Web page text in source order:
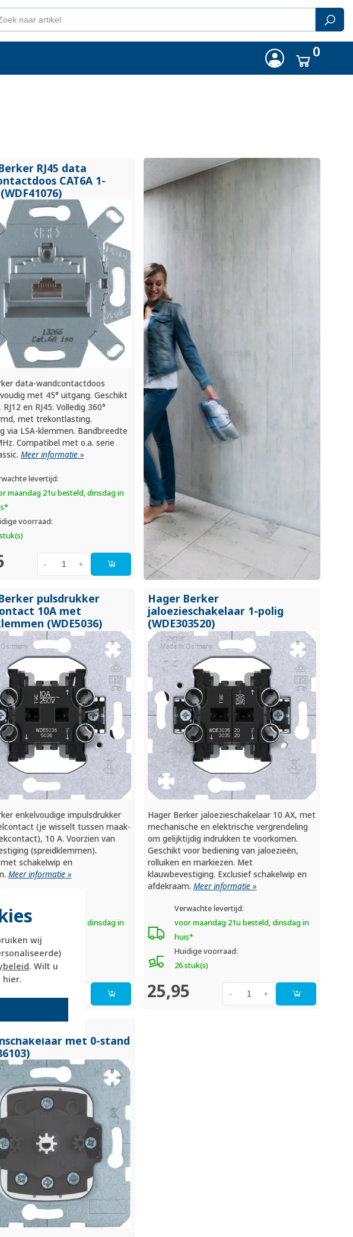
wij
. Wilt u
hier.
0
RJ45 data
CAT6A 1-
data-wandcontactdoos
met 45° uitgang. Geschikt
RJ12 en RJ45. Volledig 360°
met trekontlasting.
via LSA-klemmen. Bandbreedte
Compatibel met o.a. serie
Meer informatie »
levertijd:
maandag 21u besteld, dinsdag in
voorraad:
+
-
pulsdrukker
10A met
(WDE5036)
enkelvoudige impulsdrukker
(je wisselt tussen maak-
10 A. Voorzien van
(spreidklemmen).
schakelwip en
Meer informatie »
levertijd:
maandag 21u besteld, dinsdag in
voorraad:
Hager Berker
jaloezieschakelaar 1-polig
(WDE303520)
Hager Berker jaloezieschakelaar 10 AX, met
mechanische en elektrische vergrendeling
om gelijktijdig indrukken te voorkomen.
Geschikt voor bediening van jaloezieën,
rolluiken en markiezen. Met
klauwbevestiging. Exclusief schakelwip en
afdekraam.Meer informatie »
Verwachte levertijd:
voor maandag 21u besteld, dinsdag in
huis*
Huidige voorraad:
26 stuk(s)
25,95 +
-
met 0-stand